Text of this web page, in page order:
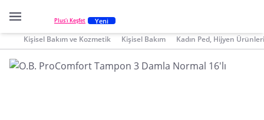
Plus'ı Keşfet Yeni
Kişisel Bakım ve Kozmetik Kişisel Bakım Kadın Ped, Hijyen